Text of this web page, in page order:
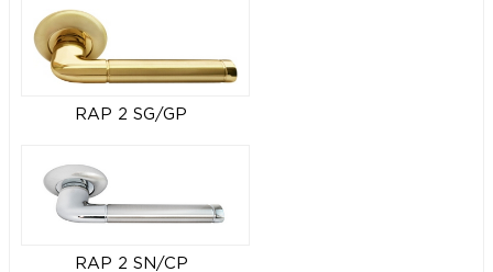
RAP 2 SG/GP
RAP 2 SN/CP